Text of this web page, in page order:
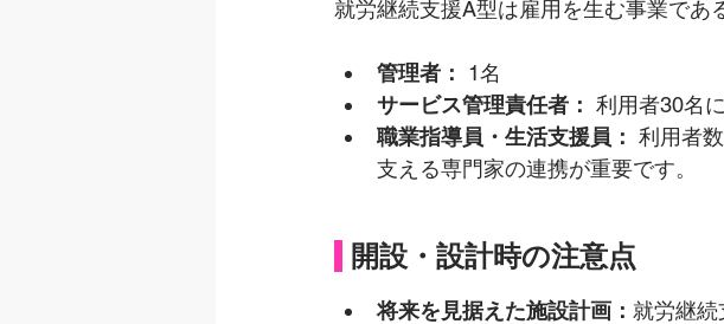
就労継続支援A型は雇用を生む事業であ
管理者：
1名
サービス管理責任者： 利用者30名
職業指導員・生活支援員： 利用者
支える専門家の連携が重要です。
開設・設計時の注意点
将来を見据えた施設計画： 就労継